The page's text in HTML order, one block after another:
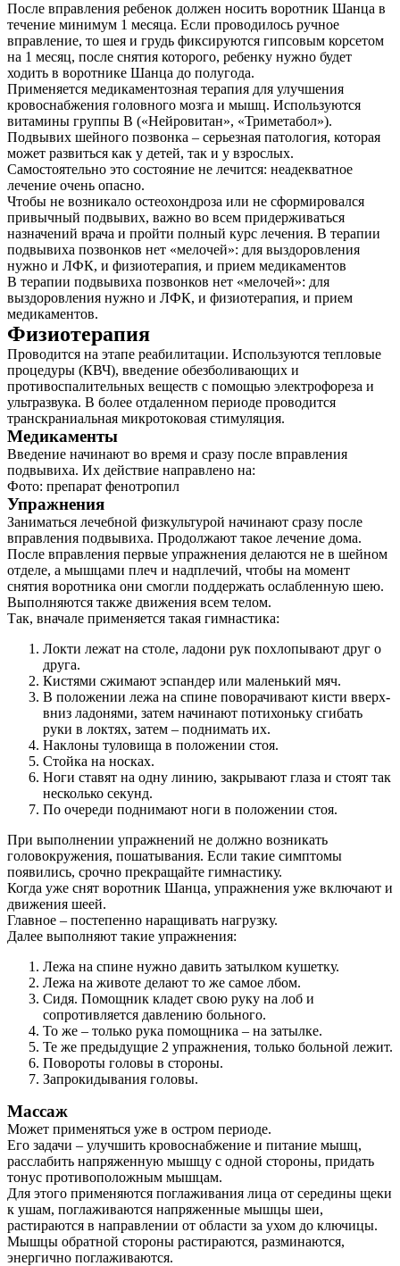
После вправления ребенок должен носить воротник Шанца в
течение минимум 1 месяца. Если проводилось ручное
вправление, то шея и грудь фиксируются гипсовым корсетом
на 1 месяц, после снятия которого, ребенку нужно будет
ходить в воротнике Шанца до полугода.
Применяется медикаментозная терапия для улучшения
кровоснабжения головного мозга и мышц. Используются
витамины группы B («Нейровитан», «Триметабол»).
Подвывих шейного позвонка – серьезная патология, которая
может развиться как у детей, так и у взрослых.
Самостоятельно это состояние не лечится: неадекватное
лечение очень опасно.
Чтобы не возникало остеохондроза или не сформировался
привычный подвывих, важно во всем придерживаться
назначений врача и пройти полный курс лечения. В терапии
подвывиха позвонков нет «мелочей»: для выздоровления
нужно и ЛФК, и физиотерапия, и прием медикаментов
В терапии подвывиха позвонков нет «мелочей»: для
выздоровления нужно и ЛФК, и физиотерапия, и прием
медикаментов.
Физиотерапия
Проводится на этапе реабилитации. Используются тепловые
процедуры (КВЧ), введение обезболивающих и
противоспалительных веществ с помощью электрофореза и
ультразвука. В более отдаленном периоде проводится
транскраниальная микротоковая стимуляция.
Медикаменты
Введение начинают во время и сразу после вправления
подвывиха. Их действие направлено на:
Фото: препарат фенотропил
Упражнения
Заниматься лечебной физкультурой начинают сразу после
вправления подвывиха. Продолжают такое лечение дома.
После вправления первые упражнения делаются не в шейном
отделе, а мышцами плеч и надплечий, чтобы на момент
снятия воротника они смогли поддержать ослабленную шею.
Выполняются также движения всем телом.
Так, вначале применяется такая гимнастика:
Локти лежат на столе, ладони рук похлопывают друг о
друга.
Кистями сжимают эспандер или маленький мяч.
В положении лежа на спине поворачивают кисти вверх-
вниз ладонями, затем начинают потихоньку сгибать
руки в локтях, затем – поднимать их.
Наклоны туловища в положении стоя.
Стойка на носках.
Ноги ставят на одну линию, закрывают глаза и стоят так
несколько секунд.
По очереди поднимают ноги в положении стоя.
При выполнении упражнений не должно возникать
головокружения, пошатывания. Если такие симптомы
появились, срочно прекращайте гимнастику.
Когда уже снят воротник Шанца, упражнения уже включают и
движения шеей.
Главное – постепенно наращивать нагрузку.
Далее выполняют такие упражнения:
Лежа на спине нужно давить затылком кушетку.
Лежа на животе делают то же самое лбом.
Сидя. Помощник кладет свою руку на лоб и
сопротивляется давлению больного.
То же – только рука помощника – на затылке.
Те же предыдущие 2 упражнения, только больной лежит.
Повороты головы в стороны.
Запрокидывания головы.
Массаж
Может применяться уже в остром периоде.
Его задачи – улучшить кровоснабжение и питание мышц,
расслабить напряженную мышцу с одной стороны, придать
тонус противоположным мышцам.
Для этого применяются поглаживания лица от середины щеки
к ушам, поглаживаются напряженные мышцы шеи,
растираются в направлении от области за ухом до ключицы.
Мышцы обратной стороны растираются, разминаются,
энергично поглаживаются.